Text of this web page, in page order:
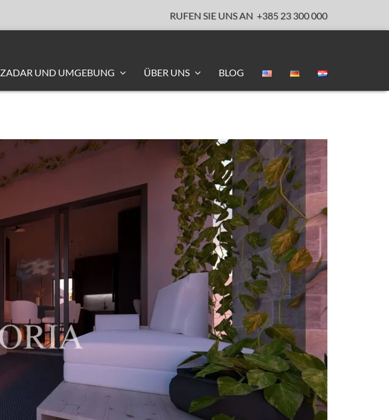
RUFEN SIE UNS AN +385 23 300 000
ZADAR UND UMGEBUNG ÜBER UNS BLOG